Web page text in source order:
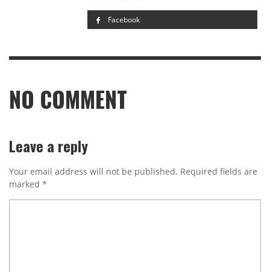
Facebook
NO COMMENT
Leave a reply
Your email address will not be published. Required fields are
marked *